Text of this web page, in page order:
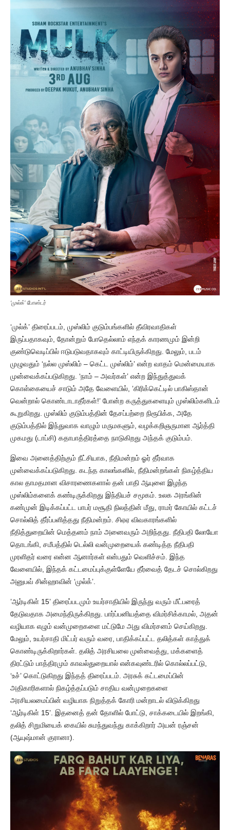
‘முல்க்’ போஸ்டர்
‘முல்க்’ திரைப்படம், முஸ்லிம் குடும்பங்களில் தீவிரவாதிகள்
இருப்பதாகவும், தோன்றும் போதெல்லாம் எந்தக் காரணமும் இன்றி
குண்டுவெடிப்பில் ஈடுபடுவதாகவும் காட்டியிருக்கிறது. மேலும், படம்
முழுவதும் ‘நல்ல முஸ்லிம் – கெட்ட முஸ்லிம்’ என்ற வாதம் மென்மையாக
முன்வைக்கப்படுகிறது. ‘நாம் – அவர்கள்’ என்ற இந்துத்துவக்
கொள்கையைச் சாடும் அதே வேளையில், ’கிரிக்கெட்டில் பாகிஸ்தான்
வென்றால் கொண்டாடாதீர்கள்!’ போன்ற கருத்துகளையும் முஸ்லிம்களிடம்
கூறுகிறது. முஸ்லிம் குடும்பத்தின் தேசப்பற்றை நிரூபிக்க, அதே
குடும்பத்தில் இந்துவாக வாழும் மருமகளும், வழக்கறிஞருமான ஆர்த்தி
முகமது (டாப்சி) கதாபாத்திரத்தை நாடுகிறது அந்தக் குடும்பம்.
இவை அனைத்திற்கும் நீட்சியாக, நீதிமன்றம் ஓர் தீர்வாக
முன்வைக்கப்படுகிறது. கடந்த காலங்களில், நீதிமன்றங்கள் நிகழ்த்திய
கால தாமதமான விசாரணைகளால் தன் பாதி ஆயுளை இழந்த
முஸ்லிம்களைக் கண்டிருக்கிறது இந்தியச் சமூகம். உலக அரங்கின்
கண்முன் இடிக்கப்பட்ட பாபர் மசூதி நிலத்தின் மீது, ராமர் கோயில் கட்டச்
சொல்லித் தீர்ப்பளித்தது நீதிமன்றம். சிஏஏ விவகாரங்களில்
நீதித்துறையின் மெத்தனம் நாம் அனைவரும் அறிந்தது. நீதிபதி லோயோ
தொடங்கி, சமீபத்தில் டெல்லி வன்முறையைக் கண்டித்த நீதிபதி
முரளிதர் வரை என்ன ஆனார்கள் என்பதும் வெளிச்சம். இந்த
வேளையில், இந்தக் கட்டமைப்புக்குள்ளேயே தீர்வைத் தேடச் சொல்கிறது
அனுபவ் சின்ஹாவின் ‘முல்க்’.
’ஆர்டிகிள் 15’ திரைப்படமும் உயர்சாதியில் இருந்து வரும் மீட்பரைத்
தேடுவதாக அமைந்திருக்கிறது. பார்ப்பனியத்தை விமர்சிக்காமல், அதன்
வழியாக எழும் வன்முறைகளை மட்டுமே அது விமர்சனம் செய்கிறது.
மேலும், உயர்சாதி மிட்பர் வரும் வரை, பாதிக்கப்பட்ட தலித்கள் காத்துக்
கொண்டிருக்கிறார்கள். தலித் அரசியலை முன்வைத்து, மக்களைத்
திரட்டும் பாத்திரமும் காவல்துறையால் என்கவுண்டரில் கொல்லப்பட்டு,
‘உச்’ கொட்டுகிறது இந்தத் திரைப்படம். அரசுக் கட்டமைப்பின்
அதிகாரிகளால் நிகழ்த்தப்படும் சாதிய வன்முறைகளை
அரசியலமைப்பின் வழியாக நிறுத்தக் கோரி மன்றாடல் விடுக்கிறது
‘ஆர்டிகிள் 15’. இதனைத் தன் தோளில் போட்டு, சாக்கடையில் இறங்கி,
தலித் சிறுமியைக் கையில் சுமந்துவந்து காக்கிறார் அயன் ரஞ்சன்
(ஆயுஷ்மான் குரானா).